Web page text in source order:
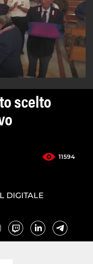
scelto
11594
DIGITALE